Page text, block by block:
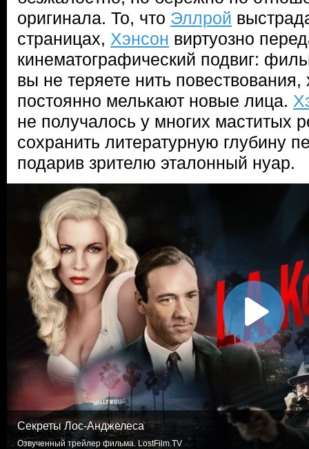
оригинала. То, что Эллрой
страницах, Хэнсон виртуозно
кинематографический подвиг:
вы не теряете нить повествования,
постоянно мелькают новые лица.
не получалось у многих маститых
сохранить литературную глубину
подарив зрителю эталонный нуар.
Секреты Лос-Анджелеса
Озвученный трейлер фильма. LostFilm.TV